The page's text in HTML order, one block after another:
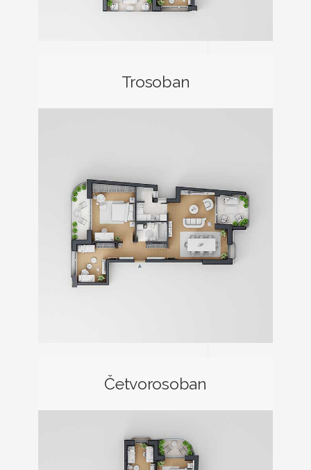
Trosoban
Četvorosoban